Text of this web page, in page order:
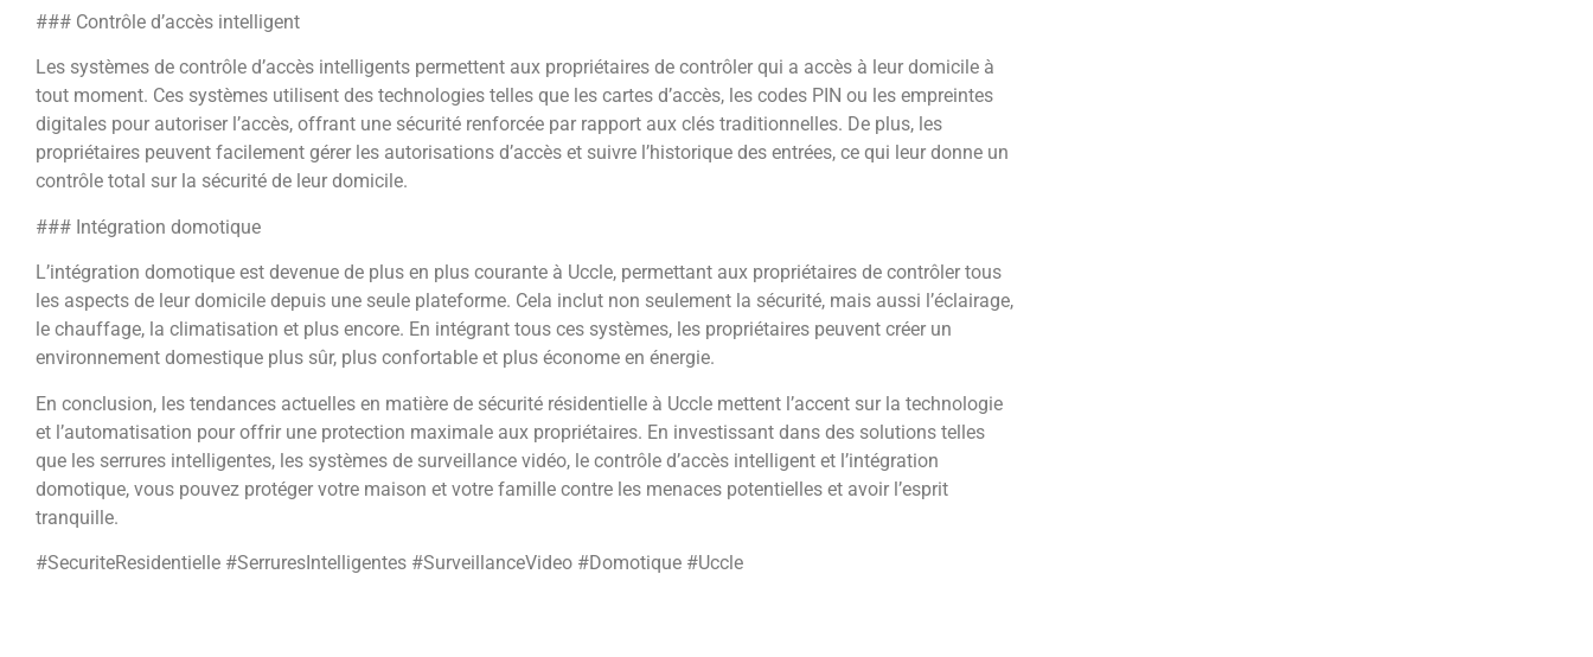
### Contrôle d’accès intelligent
Les systèmes de contrôle d’accès intelligents permettent aux propriétaires de contrôler qui a accès à leur domicile à
tout moment. Ces systèmes utilisent des technologies telles que les cartes d’accès, les codes PIN ou les empreintes
digitales pour autoriser l’accès, offrant une sécurité renforcée par rapport aux clés traditionnelles. De plus, les
propriétaires peuvent facilement gérer les autorisations d’accès et suivre l’historique des entrées, ce qui leur donne un
contrôle total sur la sécurité de leur domicile.
### Intégration domotique
L’intégration domotique est devenue de plus en plus courante à Uccle, permettant aux propriétaires de contrôler tous
les aspects de leur domicile depuis une seule plateforme. Cela inclut non seulement la sécurité, mais aussi l’éclairage,
le chauffage, la climatisation et plus encore. En intégrant tous ces systèmes, les propriétaires peuvent créer un
environnement domestique plus sûr, plus confortable et plus économe en énergie.
En conclusion, les tendances actuelles en matière de sécurité résidentielle à Uccle mettent l’accent sur la technologie
et l’automatisation pour offrir une protection maximale aux propriétaires. En investissant dans des solutions telles
que les serrures intelligentes, les systèmes de surveillance vidéo, le contrôle d’accès intelligent et l’intégration
domotique, vous pouvez protéger votre maison et votre famille contre les menaces potentielles et avoir l’esprit
tranquille.
#SecuriteResidentielle #SerruresIntelligentes #SurveillanceVideo #Domotique #Uccle